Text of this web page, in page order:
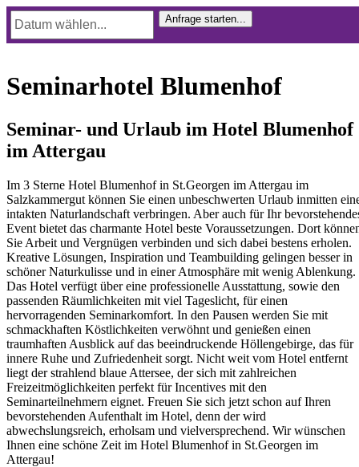
Seminarhotel Blumenhof
Seminar- und Urlaub im Hotel Blumenhof
im Attergau
Im 3 Sterne Hotel Blumenhof in St.Georgen im Attergau im
Salzkammergut können Sie einen unbeschwerten Urlaub inmitten
intakten Naturlandschaft verbringen. Aber auch für Ihr
Event bietet das charmante Hotel beste Voraussetzungen. Dort
Sie Arbeit und Vergnügen verbinden und sich dabei bestens erholen.
Kreative Lösungen, Inspiration und Teambuilding gelingen besser in
schöner Naturkulisse und in einer Atmosphäre mit wenig Ablenkung.
Das Hotel verfügt über eine professionelle Ausstattung, sowie den
passenden Räumlichkeiten mit viel Tageslicht, für einen
hervorragenden Seminarkomfort. In den Pausen werden Sie mit
schmackhaften Köstlichkeiten verwöhnt und genießen einen
traumhaften Ausblick auf das beeindruckende Höllengebirge, das für
innere Ruhe und Zufriedenheit sorgt. Nicht weit vom Hotel entfernt
liegt der strahlend blaue Attersee, der sich mit zahlreichen
Freizeitmöglichkeiten perfekt für Incentives mit den
Seminarteilnehmern eignet. Freuen Sie sich jetzt schon auf Ihren
bevorstehenden Aufenthalt im Hotel, denn der wird
abwechslungsreich, erholsam und vielversprechend. Wir wünschen
Ihnen eine schöne Zeit im Hotel Blumenhof in St.Georgen im
Attergau!